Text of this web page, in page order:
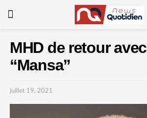
MHD de retour avec
“Mansa”
juillet 19, 2021